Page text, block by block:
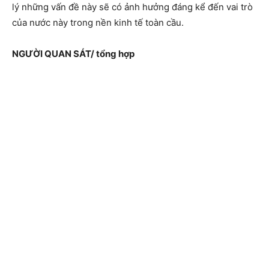
lý những vấn đề này sẽ có ảnh hưởng đáng kể đến vai trò
của nước này trong nền kinh tế toàn cầu.
NGƯỜI QUAN SÁT/ tổng hợp